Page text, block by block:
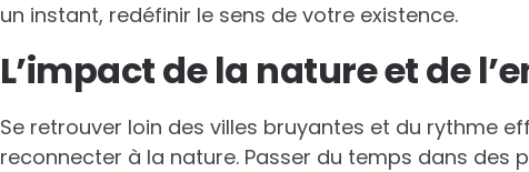
un instant, redéfinir le sens de votre existence.
L’impact de la nature et de
Se retrouver loin des villes bruyantes et du rythme
reconnecter à la nature. Passer du temps dans